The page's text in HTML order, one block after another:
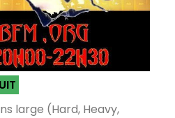
large (Hard, Heavy,